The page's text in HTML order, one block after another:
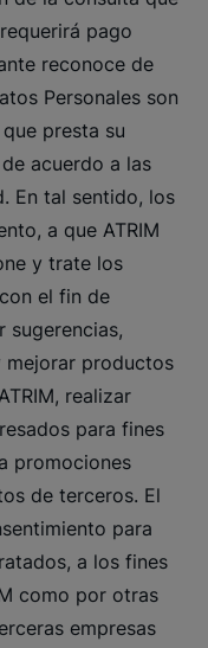
pago
reconoce de
Personales son
presta su
acuerdo a las
En tal sentido, los
a que ATRIM
y trate los
el fin de
sugerencias,
mejorar productos
realizar
para fines
promociones
de terceros. El
para
a los fines
como por otras
empresas